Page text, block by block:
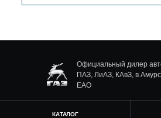
Официальный дилер
ПАЗ, ЛиАЗ, КАвЗ, в
ЕАО
КАТАЛОГ